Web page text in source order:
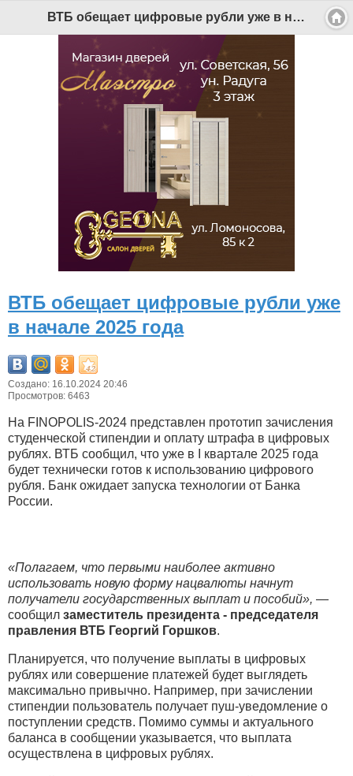
ВТБ обещает цифровые рубли уже в начале 2025 года - Беломорканал Северодвинск tv29.ru
ВТБ обещает цифровые рубли уже
в начале 2025 года
Создано: 16.10.2024 20:46
Просмотров: 6463
На FINOPOLIS-2024 представлен прототип зачисления
студенческой стипендии и оплату штрафа в цифровых
рублях. ВТБ сообщил, что уже в I квартале 2025 года
будет технически готов к использованию цифрового
рубля. Банк ожидает запуска технологии от Банка
России.
«Полагаем, что первыми наиболее активно
использовать новую форму нацвалюты начнут
получатели государственных выплат и пособий», —
сообщил заместитель президента - председателя
правления ВТБ Георгий Горшков.
Планируется, что получение выплаты в цифровых
рублях или совершение платежей будет выглядеть
максимально привычно. Например, при зачислении
стипендии пользователь получает пуш-уведомление о
поступлении средств. Помимо суммы и актуального
баланса в сообщении указывается, что выплата
осуществлена в цифровых рублях.